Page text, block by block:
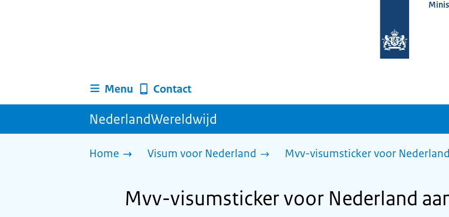
homepage
Menu Contact
NederlandWereldwijd
Home Visum voor Nederland Mvv-visumsticker voor
Mvv-visumsticker voor Nederland